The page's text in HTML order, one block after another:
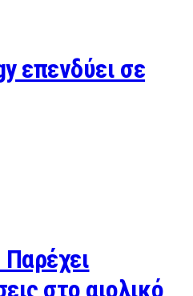
επενδύει σε
στο αιολικό